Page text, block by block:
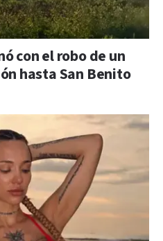
con el robo de un
hasta San Benito